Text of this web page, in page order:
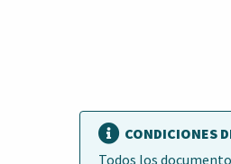
CONDICIONES
Todos los